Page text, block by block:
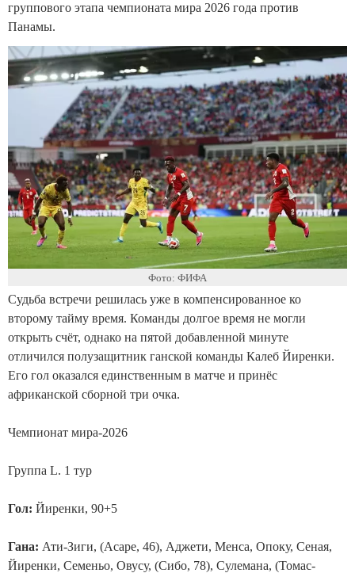
группового этапа чемпионата мира 2026 года против
Панамы.
Фото: ФИФА
Судьба встречи решилась уже в компенсированное ко
второму тайму время. Команды долгое время не могли
открыть счёт, однако на пятой добавленной минуте
отличился полузащитник ганской команды Калеб Йиренки.
Его гол оказался единственным в матче и принёс
африканской сборной три очка.
Чемпионат мира-2026
Группа L. 1 тур
Гол: Йиренки, 90+5
Гана: Ати-Зиги, (Асаре, 46), Аджети, Менса, Опоку, Сеная,
Йиренки, Семеньо, Овусу, (Сибо, 78), Сулемана, (Томас-